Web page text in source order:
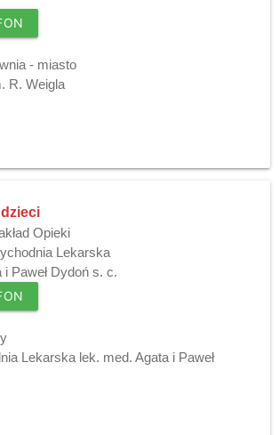
- miasto
R. Weigla
Opieki
Lekarska
i Paweł Dydoń s. c.
Lekarska lek. med. Agata i Paweł